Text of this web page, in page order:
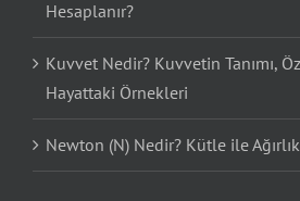
Hesaplanır?
Kuvvet Nedir? Kuvvetin Tanımı,
Hayattaki Örnekleri
Newton (N) Nedir? Kütle ile